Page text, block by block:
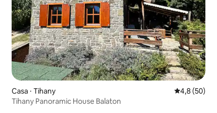
Casa ⋅ Tihany 4,8 de uma
4,8 (50)
Tihany Panoramic House Balaton